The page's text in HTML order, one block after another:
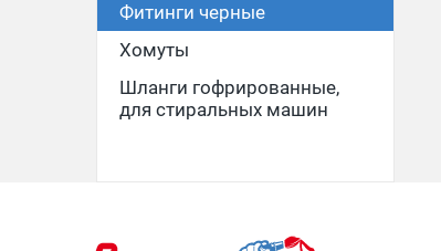
Фитинги черные
Хомуты
Шланги гофрированные,
для стиральных машин